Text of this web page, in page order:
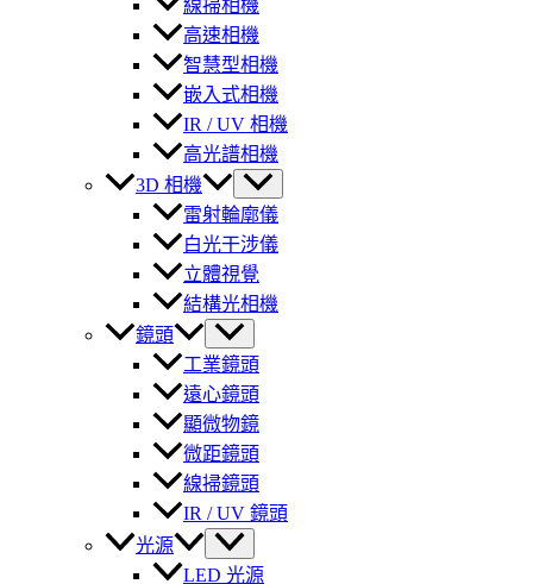
線掃相機
高速相機
智慧型相機
嵌入式相機
IR / UV 相機
高光譜相機
3D 相機
雷射輪廓儀
白光干涉儀
立體視覺
結構光相機
鏡頭
工業鏡頭
遠心鏡頭
顯微物鏡
微距鏡頭
線掃鏡頭
IR / UV 鏡頭
光源
LED 光源